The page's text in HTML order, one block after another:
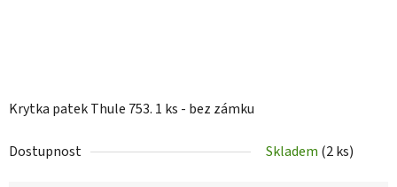
Krytka patek Thule 753. 1 ks - bez zámku
Dostupnost Skladem (2 ks)